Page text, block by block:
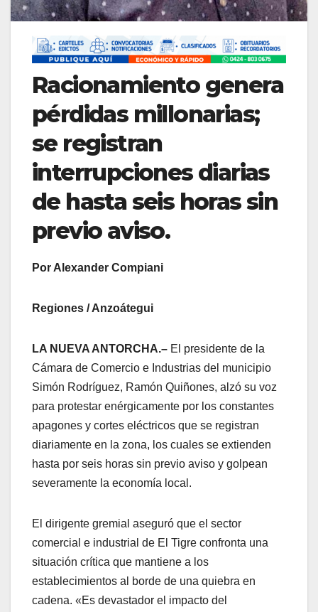
Racionamiento genera
pérdidas millonarias;
se registran
interrupciones diarias
de hasta seis horas sin
previo aviso.
Por Alexander Compiani
Regiones / Anzoátegui
LA NUEVA ANTORCHA.– El presidente de la
Cámara de Comercio e Industrias del municipio
Simón Rodríguez, Ramón Quiñones, alzó su voz
para protestar enérgicamente por los constantes
apagones y cortes eléctricos que se registran
diariamente en la zona, los cuales se extienden
hasta por seis horas sin previo aviso y golpean
severamente la economía local.
​El dirigente gremial aseguró que el sector
comercial e industrial de El Tigre confronta una
situación crítica que mantiene a los
establecimientos al borde de una quiebra en
cadena. «Es devastador el impacto del